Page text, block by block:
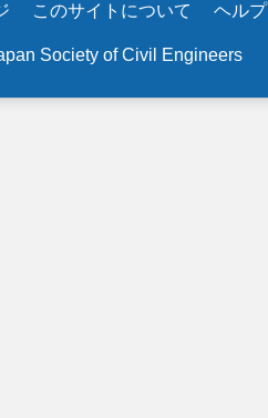
このサイトについて ヘルプ
Society of Civil Engineers